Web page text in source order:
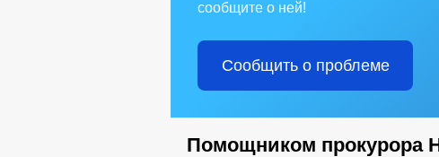
сообщите о ней!
Сообщить о проблеме
Помощником прокурора